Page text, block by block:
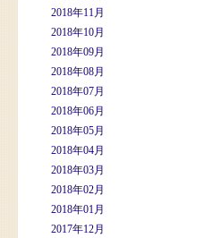
2018年11月
2018年10月
2018年09月
2018年08月
2018年07月
2018年06月
2018年05月
2018年04月
2018年03月
2018年02月
2018年01月
2017年12月